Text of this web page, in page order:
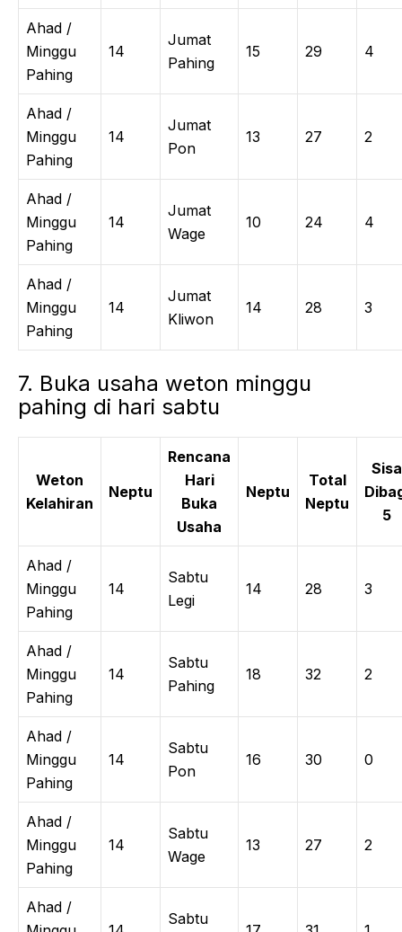
Ahad /
Minggu
Pahing
14
Jumat
Pahing
15 29 4
Ahad /
Minggu
Pahing
14
Jumat
Pon
13 27 2
Ahad /
Minggu
Pahing
14
Jumat
Wage
10 24 4
Ahad /
Minggu
Pahing
14
Jumat
Kliwon
14 28 3
7. Buka usaha weton minggu
pahing di hari sabtu
Weton
Kelahiran
Neptu
Rencana
Hari
Buka
Usaha
Neptu
Total
Neptu
Sisa
5
Ahad /
Minggu
Pahing
14
Sabtu
Legi
14 28 3
Ahad /
Minggu
Pahing
14
Sabtu
Pahing
18 32 2
Ahad /
Minggu
Pahing
14
Sabtu
Pon
16 30 0
Ahad /
Minggu
Pahing
14
Sabtu
Wage
13 27 2
Ahad /
Sabtu